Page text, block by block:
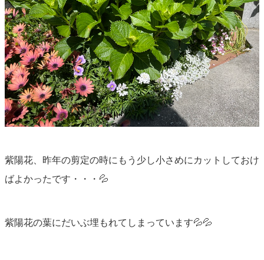
紫陽花、昨年の剪定の時にもう少し小さめにカットしておけ
ばよかったです・・・💦
紫陽花の葉にだいぶ埋もれてしまっています💦💦